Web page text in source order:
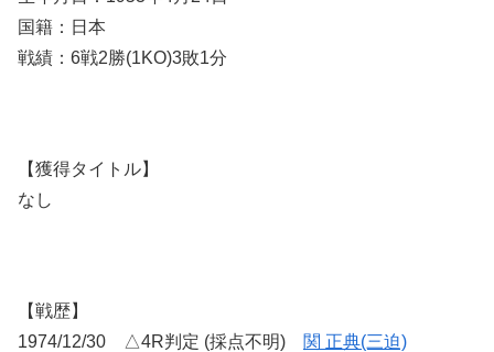
国籍：日本
戦績：6戦2勝(1KO)3敗1分
【獲得タイトル】
なし
【戦歴】
1974/12/30 △4R判定 (採点不明) 関 正典(三迫)